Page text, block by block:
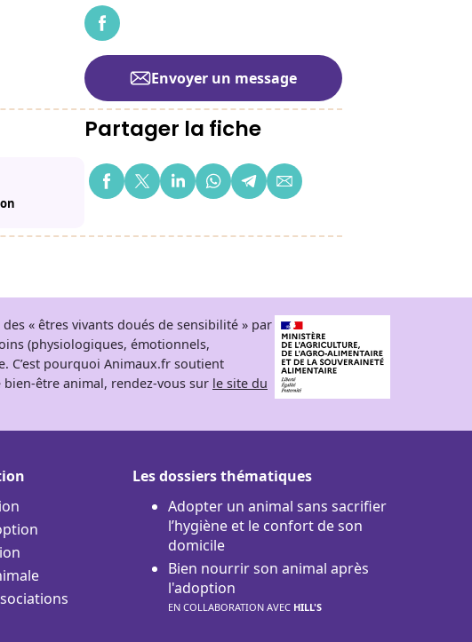
Envoyer un message
Partager la fiche
« êtres vivants doués de sensibilité » par
(physiologiques, émotionnels,
C’est pourquoi Animaux.fr soutient
être animal, rendez-vous sur le site du
Les dossiers thématiques
Adopter un animal sans sacrifier
l’hygiène et le confort de son
domicile
Bien nourrir son animal après
l'adoption
EN COLLABORATION AVEC HILL'S